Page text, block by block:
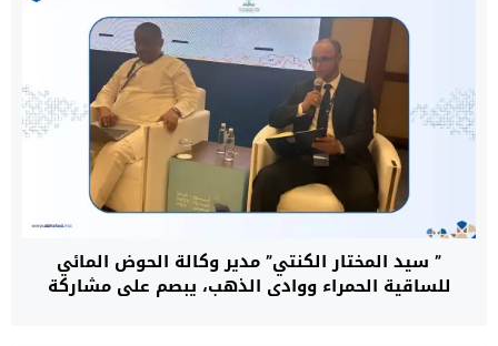
” سيد المختار الكنتي” مدير وكالة الحوض المائي
للساقية الحمراء ووادي الذهب، يبصم على مشاركة